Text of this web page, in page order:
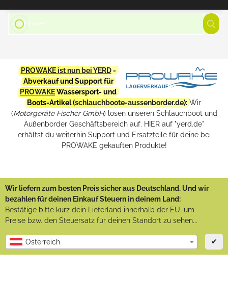
PROWAKE ist nun bei YERD-
Abverkauf und Support für
PROWAKEWassersport- und
Boots-Artikel (schlauchboote-aussenborder.de): Wir
(Motorgeräte Fischer GmbH) lösen unseren Schlauchboot und
Außenborder Geschäftsbereich auf. HIER auf "yerd.de"
erhältst du weiterhin Support und Ersatzteile für deine bei
PROWAKE gekauften Produkte!
Wir liefern zum besten Preis sicher aus Deutschland. Und wir
bezahlen für deinen Einkauf Steuern in deinem Land:
Bestätige bitte kurz dein Lieferland innerhalb der EU, um
Preise bzw. den Steuersatz für deinen Standort zu sehen...
Österreich ✔